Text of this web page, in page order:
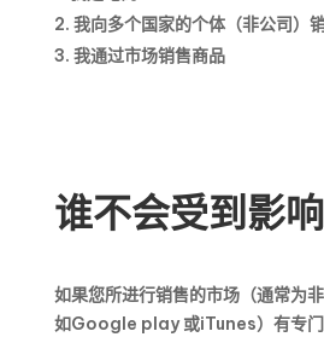
我向多个国家的个体（非公司）
我通过市场销售商品
谁不会受到影响
如果您所进行销售的市场（通常为非
如Google play 或iTunes）有专门